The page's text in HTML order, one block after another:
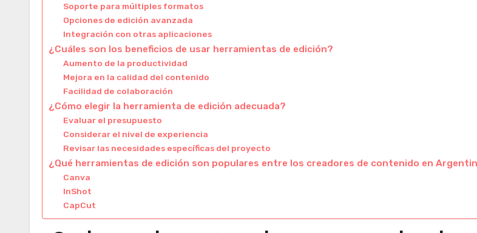
Soporte para múltiples formatos
Opciones de edición avanzada
Integración con otras aplicaciones
¿Cuáles son los beneficios de usar herramientas de edición?
Aumento de la productividad
Mejora en la calidad del contenido
Facilidad de colaboración
¿Cómo elegir la herramienta de edición adecuada?
Evaluar el presupuesto
Considerar el nivel de experiencia
Revisar las necesidades específicas del proyecto
¿Qué herramientas de edición son populares entre los creadores de contenido en
Canva
InShot
CapCut